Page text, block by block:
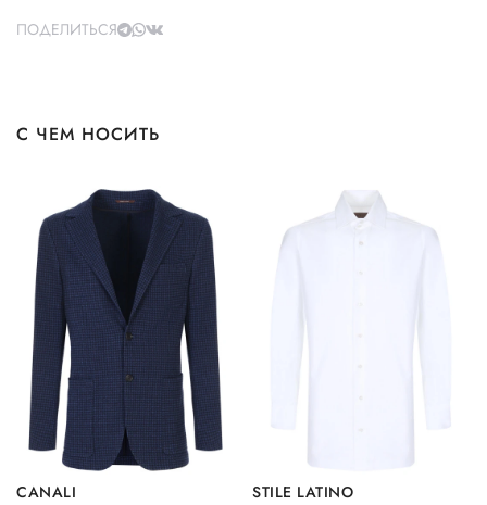
ПОДЕЛИТЬСЯ
С ЧЕМ НОСИТЬ
CANALI STILE LATINO